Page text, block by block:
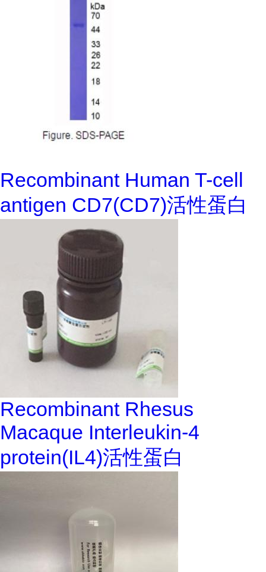
Recombinant Human T-cell
antigen CD7(CD7)活性蛋白
Recombinant Rhesus
Macaque Interleukin-4
protein(IL4)活性蛋白